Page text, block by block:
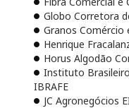
Globo Corretora
Granos Comércio
Henrique
Horus Algodão
Instituto
IBRAFE
JC Agronegócios